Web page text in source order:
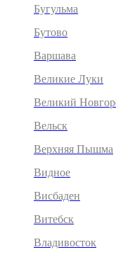
Бугульма
Бутово
Варшава
Великие Луки
Великий
Вельск
Верхняя Пышма
Видное
Висбаден
Витебск
Владивосток